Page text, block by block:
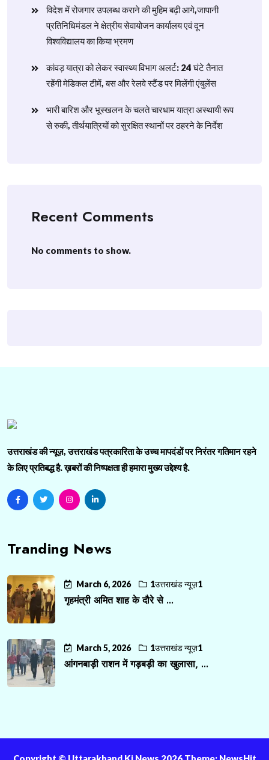
विदेश में रोजगार उपलब्ध कराने की मुहिम बढ़ी आगे,जापानी
प्रतिनिधिमंडल ने क्षेत्रीय सेवायोजन कार्यालय एवं दून
विश्वविद्यालय का किया भ्रमण
​कांवड़ यात्रा को लेकर स्वास्थ्य विभाग अलर्ट: 24 घंटे तैनात
रहेंगी मेडिकल टीमें, बस और रेलवे स्टैंड पर मिलेंगी एंबुलेंस
​भारी बारिश और भूस्खलन के चलते चारधाम यात्रा अस्थायी रूप
से रुकी, तीर्थयात्रियों को सुरक्षित स्थानों पर ठहरने के निर्देश
Recent Comments
No comments to show.
उत्तराखंड की न्यूज़, उत्तराखंड पत्रकारिता के उच्च मापदंडों पर निरंतर गतिमान रहने
के लिए प्रतिबद्ध है. ख़बरों की निष्पक्षता ही हमारा मुख्य उद्देश्य है.
Tranding News
March 6, 2026 1उत्तराखंड न्यूज़1
गृहमंत्री अमित शाह के दौरे से ...
March 5, 2026 1उत्तराखंड न्यूज़1
आंगनबाड़ी राशन में गड़बड़ी का खुलासा, ...